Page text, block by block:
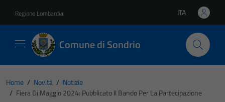
Regione Lombardia Lingua attiva:
ITA
Comune di Sondrio
Home / Novità / Notizie
/ Fiera Di Maggio 2024: Pubblicato Il Bando Per La Partecipazione